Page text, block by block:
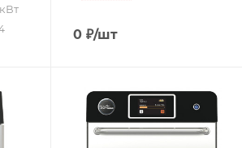
0 ₽/шт
Подпись к товару
220 В, 380 В; 1
уровень;